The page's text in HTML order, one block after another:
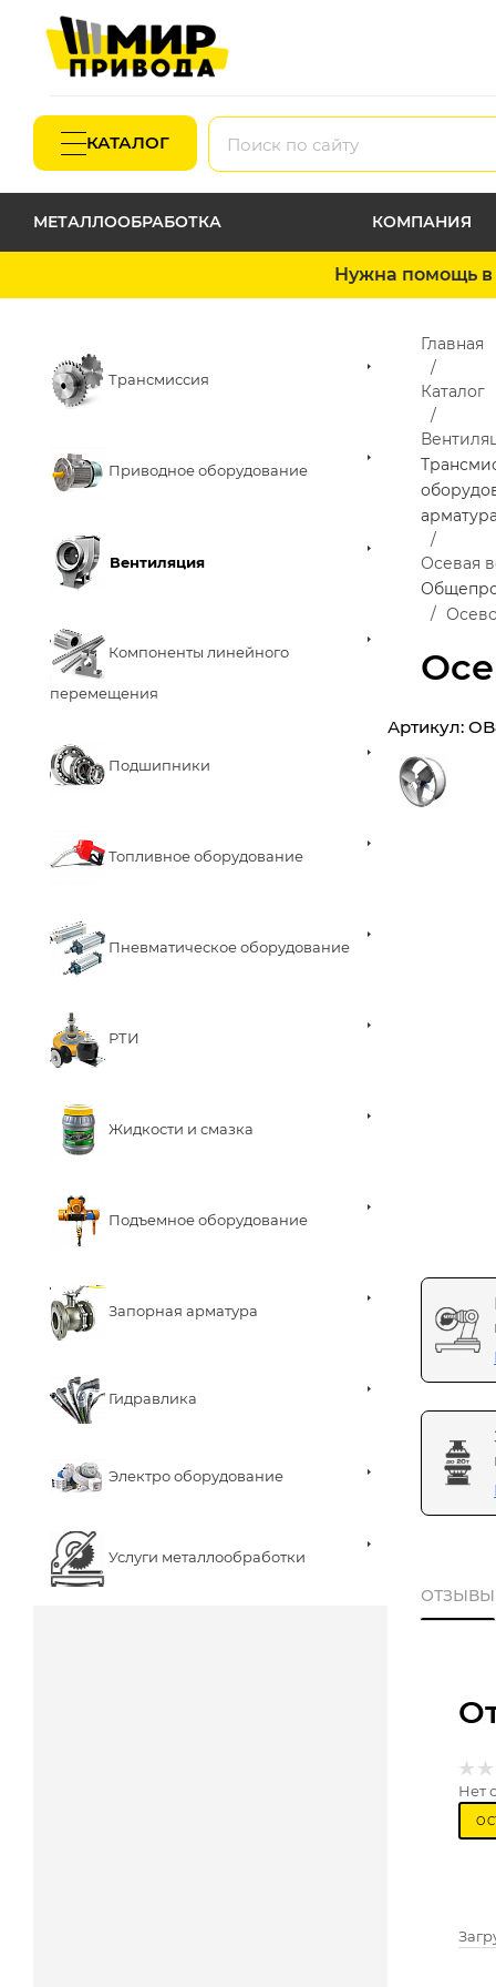
КАТАЛОГ
МЕТАЛЛООБРАБОТКА КОМПАНИЯ
Нужна помощь в
Трансмиссия
Приводное оборудование
Вентиляция
Компоненты линейного
перемещения
Подшипники
Топливное оборудование
Пневматическое оборудование
РТИ
Жидкости и смазка
Подъемное оборудование
Запорная арматура
Гидравлика
Электро оборудование
Услуги металлообработки
Главная
Каталог
арматура
Осевая
Артикул:
ОТЗЫВЫ
Нет